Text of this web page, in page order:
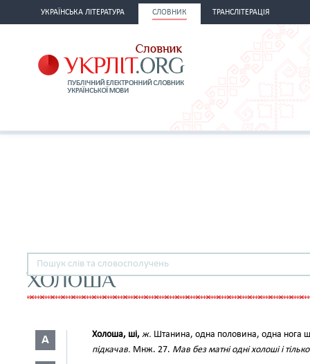
УКРАЇНСЬКА ЛІТЕРАТУРА СЛОВНИК ТРАНСЛІТЕРАЦІЯ
ХОЛОША
А Холоша, ші, ж. Штанина, одна половина, одна нога
підкачав. Мнж. 27. Мав без матні одні холоші і